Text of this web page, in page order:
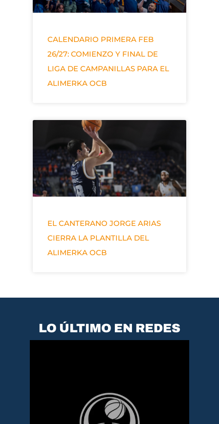
CALENDARIO PRIMERA FEB
26/27: COMIENZO Y FINAL DE
LIGA DE CAMPANILLAS PARA EL
ALIMERKA OCB
EL CANTERANO JORGE ARIAS
CIERRA LA PLANTILLA DEL
ALIMERKA OCB
LO ÚLTIMO EN REDES